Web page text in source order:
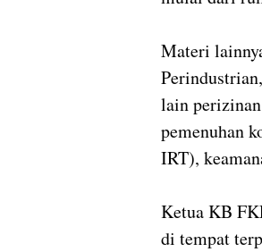
Materi
lain
pemenuhan
IRT),
Ketua KB
di tempat